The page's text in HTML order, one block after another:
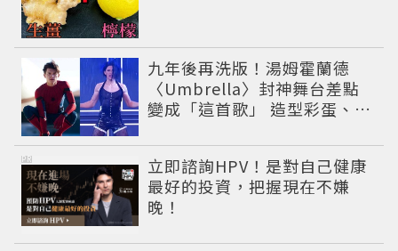
九年後再洗版！湯姆霍蘭德
〈Umbrella〉封神舞台差點
變成「這首歌」 造型彩蛋、暖
立即諮詢HPV！是對自己健康
最好的投資，把握現在不嫌
晚！
PR